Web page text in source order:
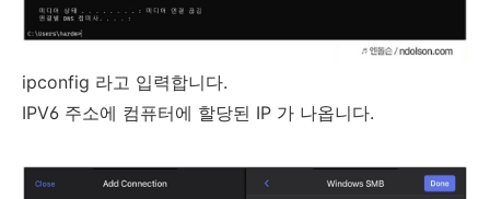
ipconfig 라고 입력합니다.
IPV6 주소에 컴퓨터에 할당된 IP 가 나옵니다.